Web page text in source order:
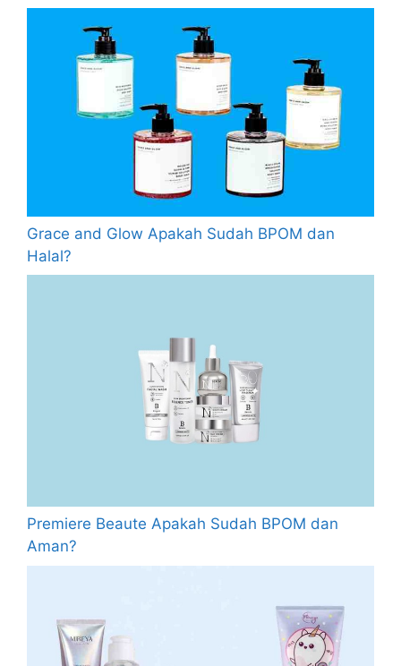
Grace and Glow Apakah Sudah BPOM dan
Halal?
Premiere Beaute Apakah Sudah BPOM dan
Aman?